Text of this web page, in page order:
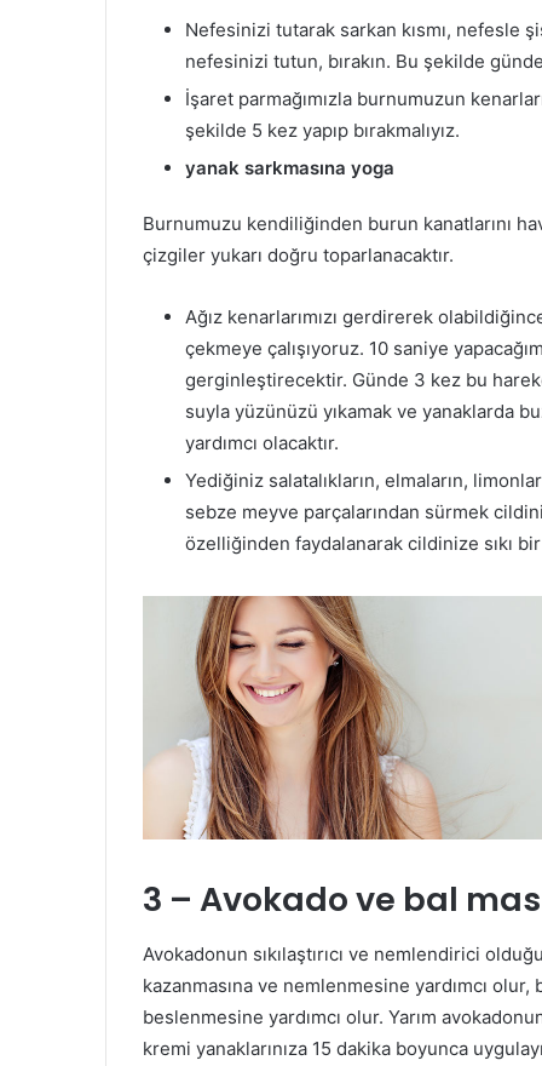
Nefesinizi tutarak sarkan kısmı,
nefesinizi tutun, bırakın. Bu şekilde
İşaret parmağımızla burnumuzun
şekilde 5 kez yapıp bırakmalıyız.
yanak sarkmasına yoga
Burnumuzu kendiliğinden burun kanatlarını
çizgiler yukarı doğru toparlanacaktır.
Ağız kenarlarımızı gerdirerek
çekmeye çalışıyoruz. 10 saniye
gerginleştirecektir. Günde 3 kez bu
suyla yüzünüzü yıkamak ve yanaklarda
yardımcı olacaktır.
Yediğiniz salatalıkların, elmaların,
sebze meyve parçalarından sürmek
özelliğinden faydalanarak cildinize sıkı
3 – Avokado ve bal
Avokadonun sıkılaştırıcı ve nemlendirici
kazanmasına ve nemlenmesine yardımcı olur,
beslenmesine yardımcı olur. Yarım
kremi yanaklarınıza 15 dakika boyunca